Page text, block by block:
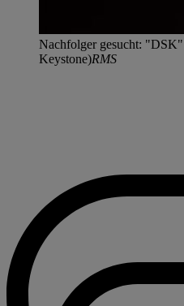
Nachfolger gesucht:
Keystone)RMS